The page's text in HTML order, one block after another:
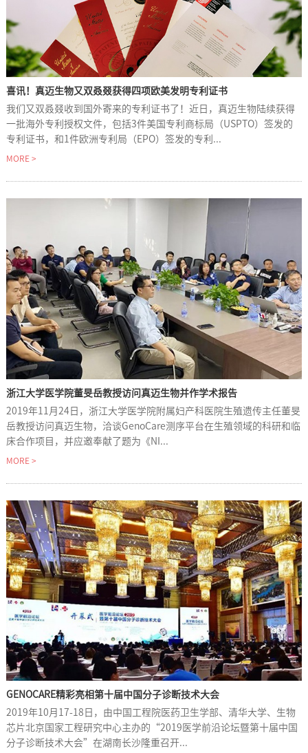
喜讯！真迈生物又双叒叕获得四项欧美发明专利证书
我们又双叒叕收到国外寄来的专利证书了！近日，真迈生物陆续获得
一批海外专利授权文件，包括3件美国专利商标局（USPTO）签发的
专利证书，和1件欧洲专利局（EPO）签发的专利...
MORE >
浙江大学医学院董旻岳教授访问真迈生物并作学术报告
2019年11月24日，浙江大学医学院附属妇产科医院生殖遗传主任董旻
岳教授访问真迈生物，洽谈GenoCare测序平台在生殖领域的科研和临
床合作项目，并应邀奉献了题为《NI...
MORE >
GENOCARE精彩亮相第十届中国分子诊断技术大会
2019年10月17-18日，由中国工程院医药卫生学部、清华大学、生物
芯片北京国家工程研究中心主办的“2019医学前沿论坛暨第十届中国
分子诊断技术大会”在湖南长沙隆重召开...